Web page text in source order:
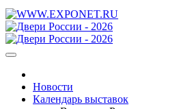
Новости
Календарь выставок